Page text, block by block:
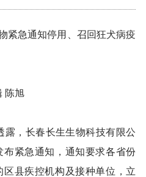
紧急通知停用、召回狂犬病疫
陈旭
露，长春长生生物科技有限公
紧急通知，通知要求各省份
县疾控机构及接种单位，立